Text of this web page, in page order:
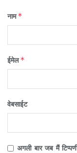
नाम*
ईमेल*
वेबसाईट
अगली बार जब मैं